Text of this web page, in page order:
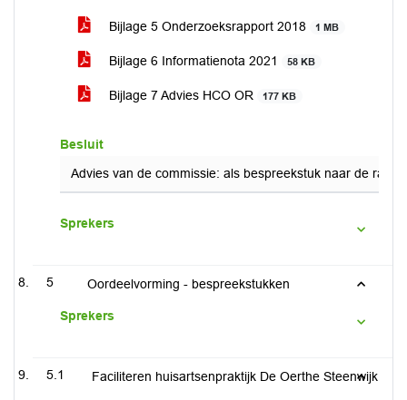
Bijlage 5 Onderzoeksrapport 2018 1 MB
Bijlage 6 Informatienota 2021 58 KB
Bijlage 7 Advies HCO OR 177 KB
Besluit
Advies van de commissie: als bespreekstuk naar de raad.
Sprekers
5 Oordeelvorming - bespreekstukken
Sprekers
5.1 Faciliteren huisartsenpraktijk De Oerthe Steenwijk